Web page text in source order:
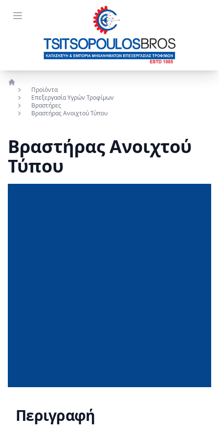
Open menu
ΑρχικήΠροϊόντα
Επεξεργασία Υγρών Τροφίμων
Βραστήρες
Βραστήρας Ανοιχτού Τύπου
Βραστήρας Ανοιχτού
Τύπου
Περιγραφή